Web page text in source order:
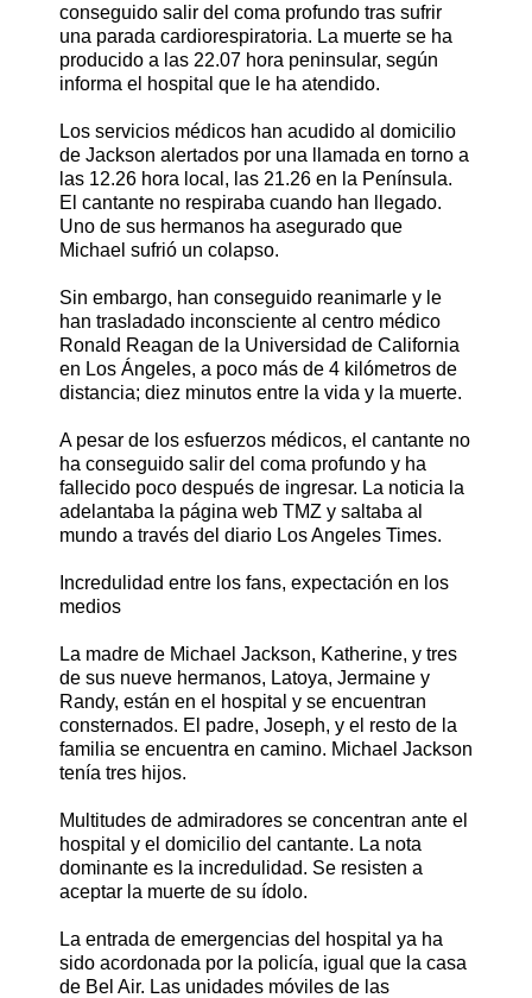
conseguido salir del coma profundo tras sufrir
una parada cardiorespiratoria. La muerte se ha
producido a las 22.07 hora peninsular, según
informa el hospital que le ha atendido.
Los servicios médicos han acudido al domicilio
de Jackson alertados por una llamada en torno a
las 12.26 hora local, las 21.26 en la Península.
El cantante no respiraba cuando han llegado.
Uno de sus hermanos ha asegurado que
Michael sufrió un colapso.
Sin embargo, han conseguido reanimarle y le
han trasladado inconsciente al centro médico
Ronald Reagan de la Universidad de California
en Los Ángeles, a poco más de 4 kilómetros de
distancia; diez minutos entre la vida y la muerte.
A pesar de los esfuerzos médicos, el cantante no
ha conseguido salir del coma profundo y ha
fallecido poco después de ingresar. La noticia la
adelantaba la página web TMZ y saltaba al
mundo a través del diario Los Angeles Times.
Incredulidad entre los fans, expectación en los
medios
La madre de Michael Jackson, Katherine, y tres
de sus nueve hermanos, Latoya, Jermaine y
Randy, están en el hospital y se encuentran
consternados. El padre, Joseph, y el resto de la
familia se encuentra en camino. Michael Jackson
tenía tres hijos.
Multitudes de admiradores se concentran ante el
hospital y el domicilio del cantante. La nota
dominante es la incredulidad. Se resisten a
aceptar la muerte de su ídolo.
La entrada de emergencias del hospital ya ha
sido acordonada por la policía, igual que la casa
de Bel Air. Las unidades móviles de las